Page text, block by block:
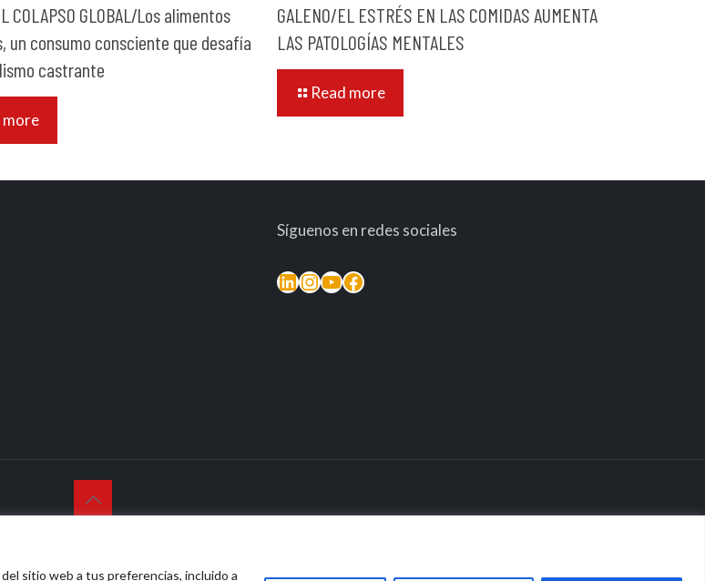
sitio web a tus preferencias, incluido a
COLAPSO GLOBAL/Los alimentos
un consumo consciente que desafía
castrante
more
GALENO/EL ESTRÉS EN LAS COMIDAS AUMENTA
LAS PATOLOGÍAS MENTALES
Read more
Síguenos en redes sociales
privacidad Política de devolución monetaria